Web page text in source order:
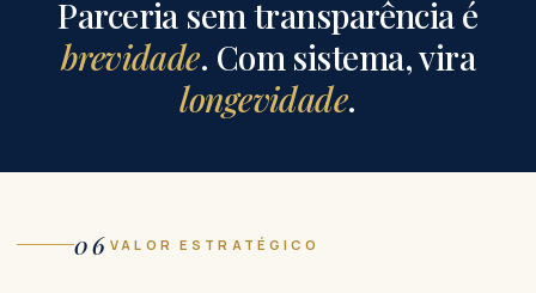
Parceria sem transparência é
brevidade. Com sistema, vira
longevidade.
06 VALOR ESTRATÉGICO